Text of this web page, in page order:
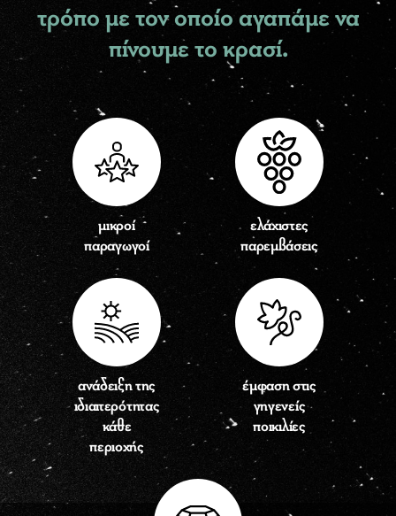
τρόπο με τον οποίο αγαπάμε να
πίνουμε το κρασί.
μικροί
παραγωγοί
ελάχιστες
παρεμβάσεις
ανάδειξη της
ιδιαιτερότητας
κάθε
περιοχής
έμφαση στις
γηγενείς
ποικιλίες